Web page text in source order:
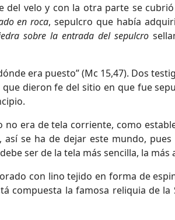
del velo y con la otra parte se
en roca, sepulcro que había
sobre la entrada del sepulcro
era puesto” (Mc 15,47). Dos
dieron fe del sitio en que fue
era de tela corriente, como
se ha de dejar este mundo,
ser de la tela más sencilla, la más
con lino tejido en forma de
compuesta la famosa reliquia de la